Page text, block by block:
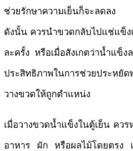
ช่วยรักษาความเย็นก็จะลดลง
ดังนั้น ควรนำขวดกลับไปแช่แข็ง
ละครั้ง หรือเมื่อสังเกตว่าน้ำแข็
ประสิทธิภาพในการช่วยประหยัด
วางขวดให้ถูกตำแหน่ง
เมื่อวางขวดน้ำแข็งในตู้เย็น ควร
อาหาร ผัก หรือผลไม้โดยตรง เ